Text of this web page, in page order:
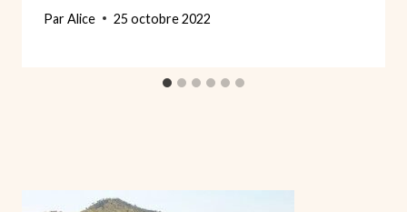
ParAlice 25 octobre 2022